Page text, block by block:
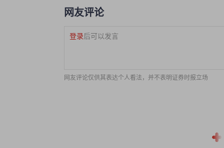
网友评论
登录后可以发言
网友评论仅供其表达个人看法，并不表明证券时报立场